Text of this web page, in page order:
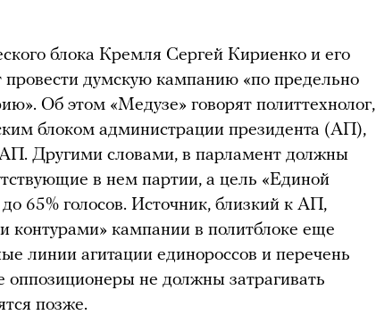
блока Кремля Сергей Кириенко и его
думскую кампанию «по предельно
Об этом «Медузе» говорят политтехнолог,
блоком администрации президента (АП),
АП. Другими словами, в парламент должны
в нем партии, а цель «Единой
65% голосов. Источник, близкий к АП,
контурами» кампании в политблоке еще
линии агитации единороссов и перечень
оппозиционеры не должны затрагивать
позже.